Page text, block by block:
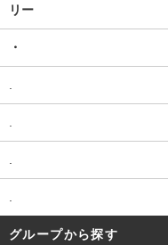
リー
・
.
.
.
.
グループから探す